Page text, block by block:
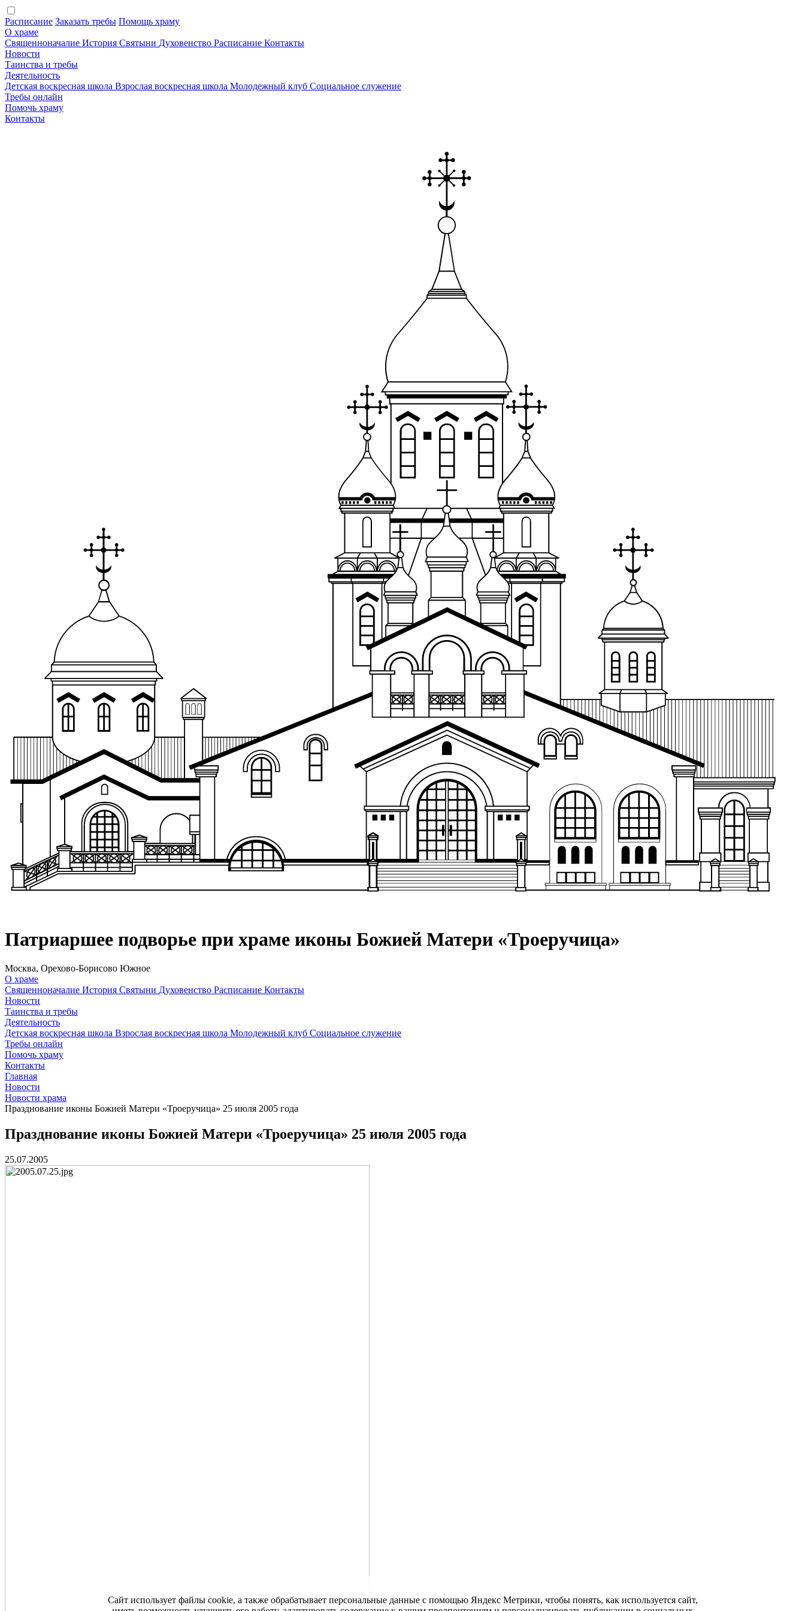
Расписание Заказать требы Помощь храму
О храме
Священноначалие История Святыни Духовенство Расписание Контакты
Новости
Таинства и требы
Деятельность
Детская воскресная школа Взрослая воскресная школа Молодежный клуб Социальное служение
Требы онлайн
Помочь храму
Контакты
Патриаршее подворье при храме иконы Божией Матери «Троеручица»
Москва, Орехово-Борисово Южное
О храме
Священноначалие История Святыни Духовенство Расписание Контакты
Новости
Таинства и требы
Деятельность
Детская воскресная школа Взрослая воскресная школа Молодежный клуб Социальное служение
Требы онлайн
Помочь храму
Контакты
Главная
Новости
Новости храма
Празднование иконы Божией Матери «Троеручица» 25 июля 2005 года
Празднование иконы Божией Матери «Троеручица» 25 июля 2005 года
25.07.2005
Сайт использует файлы cookie, а также обрабатывает персональные данные с помощью Яндекс Метрики, чтобы понять, как используется сайт,